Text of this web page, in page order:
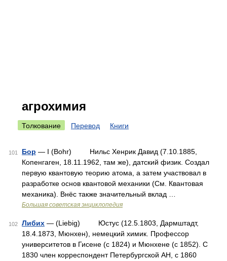
агрохимия
Толкование Перевод Книги
101 Бор — I (Bohr) Нильс Хенрик Давид (7.10.1885,
Копенгаген, 18.11.1962, там же), датский физик. Создал
первую квантовую теорию атома, а затем участвовал в
разработке основ квантовой механики (См. Квантовая
механика). Внёс также значительный вклад …
Большая советская энциклопедия
102 Либих — (Liebig) Юстус (12.5.1803, Дармштадт,
18.4.1873, Мюнхен), немецкий химик. Профессор
университетов в Гисене (с 1824) и Мюнхене (с 1852). С
1830 член корреспондент Петербургской АН, с 1860